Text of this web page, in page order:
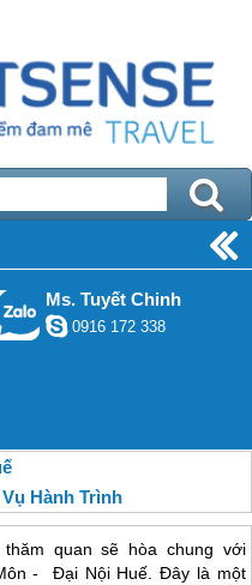
Ms. Tuyết Chinh
0916 172 338
Hành Trình
thăm quan sẽ hòa chung với
- Đại Nội Huế. Đây là một